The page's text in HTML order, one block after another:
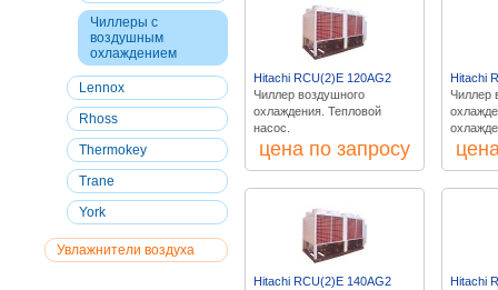
Чиллеры с
воздушным
охлаждением
Lennox
Rhoss
Thermokey
Trane
York
Увлажнители воздуха
Hitachi RCU(2)E 120AG2
Чиллер воздушного
охлаждения. Тепловой
насос.
цена по запросу
Hitachi
Чиллер
Hitachi RCU(2)E 140AG2
Hitachi